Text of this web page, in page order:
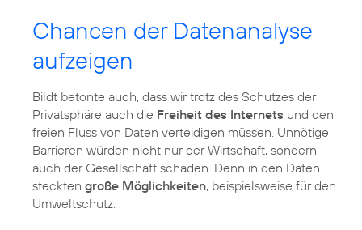
Chancen der Datenanalyse
aufzeigen
Bildt betonte auch, dass wir trotz des Schutzes der
Privatsphäre auch die Freiheit des Internets und den
freien Fluss von Daten verteidigen müssen. Unnötige
Barrieren würden nicht nur der Wirtschaft, sondern
auch der Gesellschaft schaden. Denn in den Daten
steckten große Möglichkeiten, beispielsweise für den
Umweltschutz.